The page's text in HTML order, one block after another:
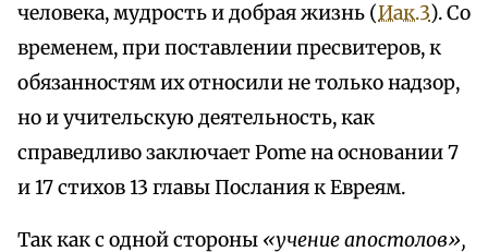
человека, мудрость и добрая жизнь (Иак.3). Со
временем, при поставлении пресвитеров, к
обязанностям их относили не только надзор,
но и учительскую деятельность, как
справедливо заключает Pome на основании 7
и 17 стихов 13 главы Послания к Евреям.
Так как с одной стороны «учение апостолов»,